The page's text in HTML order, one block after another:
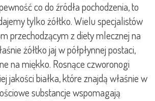
co do źródła pochodzenia, to
tylko żółtko. Wielu specjalistów
przechodzącym z diety mlecznej na
żółtko jaj w półpłynnej postaci,
na miękko. Rosnące czworonogi
jakości białka, które znajdą właśnie w
substancje wspomagają